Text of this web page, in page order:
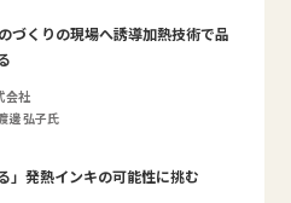
づくりの現場へ誘導加熱技術で品
会社
邊 弘子氏
」発熱インキの可能性に挑む